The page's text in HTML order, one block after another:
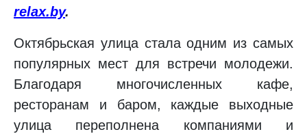
relax.by.
Октябрьская улица стала одним из самых
популярных мест для встречи молодежи.
Благодаря многочисленных кафе,
ресторанам и баром, каждые выходные
улица переполнена компаниями и